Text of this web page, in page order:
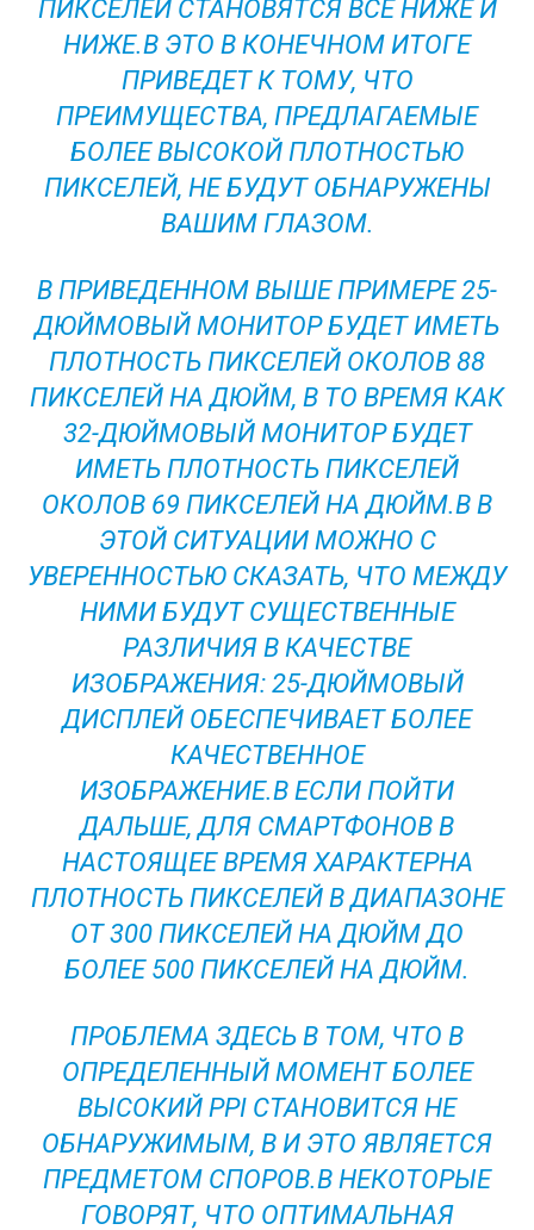
ПИКСЕЛЕЙ СТАНОВЯТСЯ ВСЕ НИЖЕ И
НИЖЕ.В ЭТО В КОНЕЧНОМ ИТОГЕ
ПРИВЕДЕТ К ТОМУ, ЧТО
ПРЕИМУЩЕСТВА, ПРЕДЛАГАЕМЫЕ
БОЛЕЕ ВЫСОКОЙ ПЛОТНОСТЬЮ
ПИКСЕЛЕЙ, НЕ БУДУТ ОБНАРУЖЕНЫ
ВАШИМ ГЛАЗОМ.
В ПРИВЕДЕННОМ ВЫШЕ ПРИМЕРЕ 25-
ДЮЙМОВЫЙ МОНИТОР БУДЕТ ИМЕТЬ
ПЛОТНОСТЬ ПИКСЕЛЕЙ ОКОЛОВ 88
ПИКСЕЛЕЙ НА ДЮЙМ, В ТО ВРЕМЯ КАК
32-ДЮЙМОВЫЙ МОНИТОР БУДЕТ
ИМЕТЬ ПЛОТНОСТЬ ПИКСЕЛЕЙ
ОКОЛОВ 69 ПИКСЕЛЕЙ НА ДЮЙМ.В В
ЭТОЙ СИТУАЦИИ МОЖНО С
УВЕРЕННОСТЬЮ СКАЗАТЬ, ЧТО МЕЖДУ
НИМИ БУДУТ СУЩЕСТВЕННЫЕ
РАЗЛИЧИЯ В КАЧЕСТВЕ
ИЗОБРАЖЕНИЯ: 25-ДЮЙМОВЫЙ
ДИСПЛЕЙ ОБЕСПЕЧИВАЕТ БОЛЕЕ
КАЧЕСТВЕННОЕ
ИЗОБРАЖЕНИЕ.В ЕСЛИ ПОЙТИ
ДАЛЬШЕ, ДЛЯ СМАРТФОНОВ В
НАСТОЯЩЕЕ ВРЕМЯ ХАРАКТЕРНА
ПЛОТНОСТЬ ПИКСЕЛЕЙ В ДИАПАЗОНЕ
ОТ 300 ПИКСЕЛЕЙ НА ДЮЙМ ДО
БОЛЕЕ 500 ПИКСЕЛЕЙ НА ДЮЙМ.
ПРОБЛЕМА ЗДЕСЬ В ТОМ, ЧТО В
ОПРЕДЕЛЕННЫЙ МОМЕНТ БОЛЕЕ
ВЫСОКИЙ PPI СТАНОВИТСЯ НЕ
ОБНАРУЖИМЫМ, В И ЭТО ЯВЛЯЕТСЯ
ПРЕДМЕТОМ СПОРОВ.В НЕКОТОРЫЕ
ГОВОРЯТ, ЧТО ОПТИМАЛЬНАЯ